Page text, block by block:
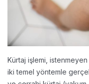
Kürtaj işlemi,
iki temel yöntemle